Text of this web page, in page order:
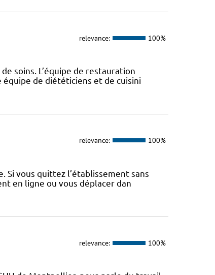
relevance: 100%
soins. L’équipe de restauration
équipe de diététiciens et de cuisini
relevance: 100%
vous quittez l’établissement sans
en ligne ou vous déplacer dan
relevance: 100%